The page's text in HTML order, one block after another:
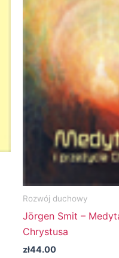
Rozwój duchowy
Jörgen Smit –
Chrystusa
zł44.00